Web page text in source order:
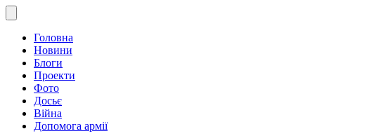
Головна
Новини
Блоги
Проекти
Фото
Досьє
Війна
Допомога армії